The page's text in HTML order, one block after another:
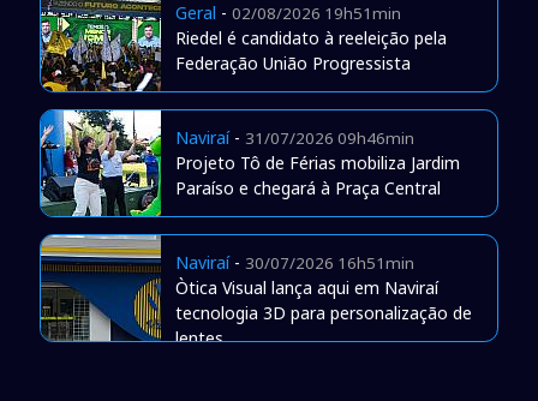
Geral - 02/08/2026 19h51min
Riedel é candidato à reeleição pela
Federação União Progressista
Naviraí- 31/07/2026 09h46min
Projeto Tô de Férias mobiliza Jardim
Paraíso e chegará à Praça Central
Naviraí- 30/07/2026 16h51min
Òtica Visual lança aqui em Naviraí
tecnologia 3D para personalização de
lentes